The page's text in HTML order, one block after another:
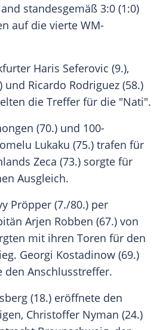
standesgemäß 3:0 (1:0)
auf die vierte WM-
Haris Seferovic (9.),
und Ricardo Rodriguez (58.)
die Treffer für die "Nati".
(70.) und 100-
Lukaku (75.) trafen für
Zeca (73.) sorgte für
Ausgleich.
Pröpper (7./80.) per
Arjen Robben (67.) von
mit ihren Toren für den
Georgi Kostadinow (69.)
den Anschlusstreffer.
(18.) eröffnete den
Christoffer Nyman (24.)